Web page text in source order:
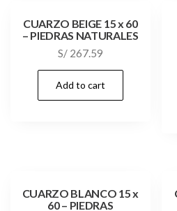
CUARZO BEIGE 15 x 60
– PIEDRAS NATURALES
S/267.59
Add to cart
CUARZO BLANCO 15 x
60 – PIEDRAS